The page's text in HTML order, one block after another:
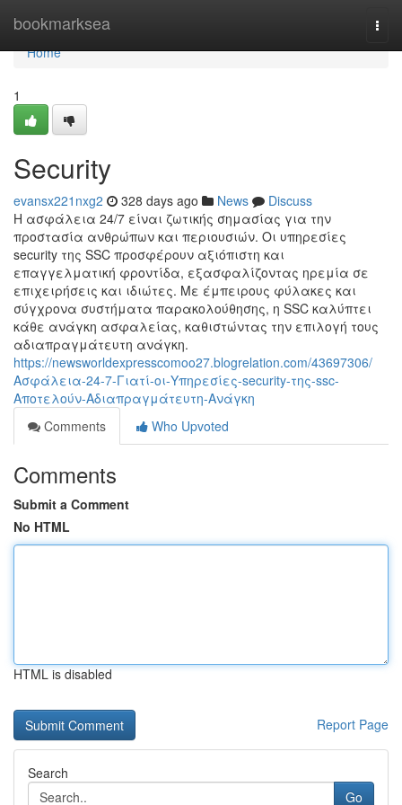
bookmarksea
Home
Home
1
Security
evansx221nxg2 328 days ago News
Discuss
Η ασφάλεια 24/7 είναι ζωτικής σημασίας για την
προστασία ανθρώπων και περιουσιών. Οι υπηρεσίες
security της SSC προσφέρουν αξιόπιστη και
επαγγελματική φροντίδα, εξασφαλίζοντας ηρεμία σε
επιχειρήσεις και ιδιώτες. Με έμπειρους φύλακες και
σύγχρονα συστήματα παρακολούθησης, η SSC καλύπτει
κάθε ανάγκη ασφαλείας, καθιστώντας την επιλογή τους
αδιαπραγμάτευτη ανάγκη.
https://newsworldexpresscomoo27.blogrelation.com/43697306/
Ασφάλεια-24-7-Γιατί-οι-Υπηρεσίες-security-της-ssc-
Αποτελούν-Αδιαπραγμάτευτη-Ανάγκη
Comments
Who Upvoted
Comments
Submit a Comment
No HTML
HTML is disabled
Report Page
Search
Go